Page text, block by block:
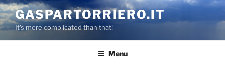
Salta
al
contenuto
GASPARTORRIERO.IT
It's more complicated than that!
Menu